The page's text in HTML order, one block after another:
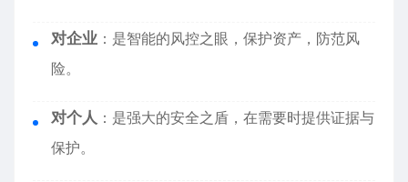
对企业 ：是智能的风控之眼，保护资产，防范风
险。
对个人 ：是强大的安全之盾，在需要时提供证据与
保护。